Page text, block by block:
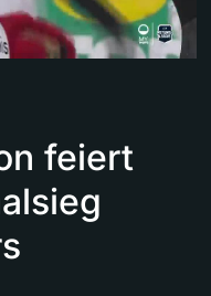
feiert